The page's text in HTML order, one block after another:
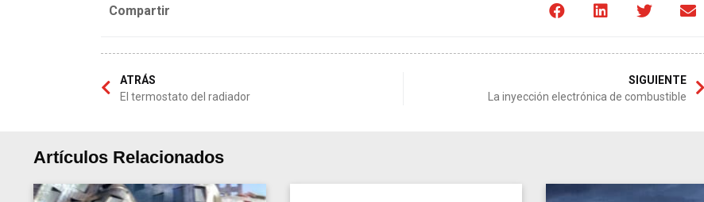
Compartir
ATRÁS
El termostato del radiador
SIGUIENTE
La inyección electrónica de combustible
Artículos Relacionados